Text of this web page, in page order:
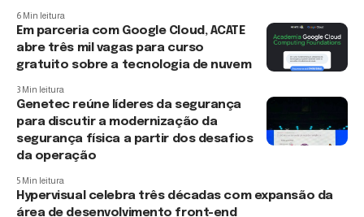
6 Min leitura
Em parceria com Google Cloud, ACATE
abre três mil vagas para curso
gratuito sobre a tecnologia de nuvem
3 Min leitura
Genetec reúne líderes da segurança
para discutir a modernização da
segurança física a partir dos desafios
da operação
5 Min leitura
Hypervisual celebra três décadas com expansão da
área de desenvolvimento front-end